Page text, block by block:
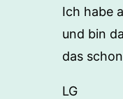
Ich habe
und bin
das
LG